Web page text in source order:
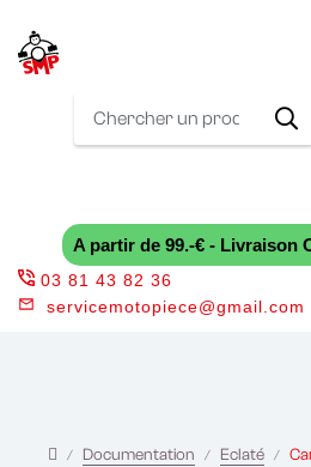
A partir de 99.-€ - Livraison
03 81 43 82 36
servicemotopiece@gmail.com
Documentation Eclaté